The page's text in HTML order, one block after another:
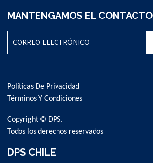
MANTENGAMOS EL CONTACTO
Our
Newsletter:
Políticas De Privacidad
Términos Y Condiciones
Copyright © DPS.
Todos los derechos reservados
DPS CHILE